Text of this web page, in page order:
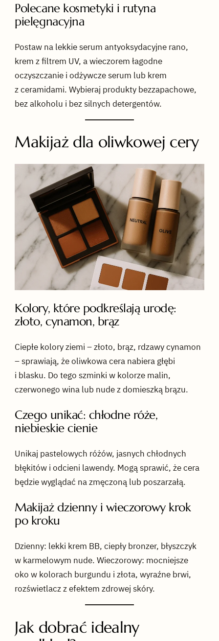
Polecane kosmetyki i rutyna
pielęgnacyjna
Postaw na lekkie serum antyoksydacyjne rano,
krem z filtrem UV, a wieczorem łagodne
oczyszczanie i odżywcze serum lub krem
z ceramidami. Wybieraj produkty bezzapachowe,
bez alkoholu i bez silnych detergentów.
Makijaż dla oliwkowej cery
Kolory, które podkreślają urodę:
złoto, cynamon, brąz
Ciepłe kolory ziemi – złoto, brąz, rdzawy cynamon
– sprawiają, że oliwkowa cera nabiera głębi
i blasku. Do tego szminki w kolorze malin,
czerwonego wina lub nude z domieszką brązu.
Czego unikać: chłodne róże,
niebieskie cienie
Unikaj pastelowych różów, jasnych chłodnych
błękitów i odcieni lawendy. Mogą sprawić, że cera
będzie wyglądać na zmęczoną lub poszarzałą.
Makijaż dzienny i wieczorowy krok
po kroku
Dzienny: lekki krem BB, ciepły bronzer, błyszczyk
w karmelowym nude. Wieczorowy: mocniejsze
oko w kolorach burgundu i złota, wyraźne brwi,
rozświetlacz z efektem zdrowej skóry.
Jak dobrać idealny